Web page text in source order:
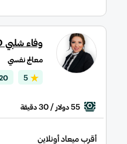
وفاء شلبي PsyD
معالج نفسي
5 20 سنوات
55 دولار / 30 دقيقة
أقرب ميعاد أونلاين